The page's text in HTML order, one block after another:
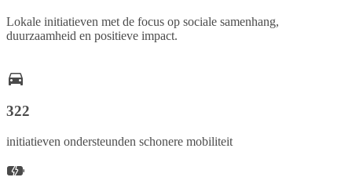
Lokale initiatieven met de focus op sociale samenhang,
duurzaamheid en positieve impact.
322
initiatieven ondersteunden schonere mobiliteit